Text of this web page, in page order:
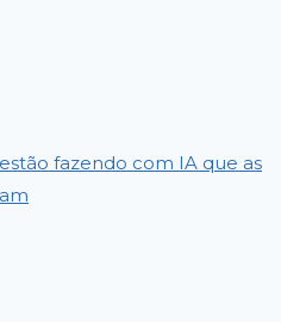
fazendo com IA que as